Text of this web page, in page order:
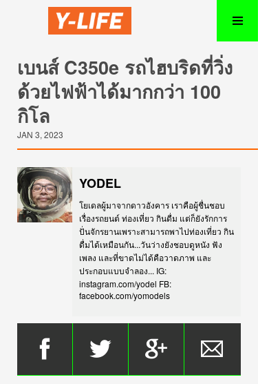
เบนส์ C350e รถไฮบริดที่วิ่ง
ด้วยไฟฟ้าได้มากกว่า 100
กิโล
JAN 3, 2023
YODEL
โยเดลผู้มาจากดาวอังคาร เราคือผู้ชื่นชอบ
เรื่องรถยนต์ ท่องเที่ยว กินดื่ม แต่ก็ยังรักการ
ปั่นจักรยานเพราะสามารถพาไปท่องเที่ยว กิน
ดื่มได้เหมือนกัน...วันว่างยังชอบดูหนัง ฟัง
เพลง และที่ขาดไม่ได้คือวาดภาพ และ
ประกอบแบบจำลอง... IG:
instagram.com/yodel FB:
facebook.com/yomodels